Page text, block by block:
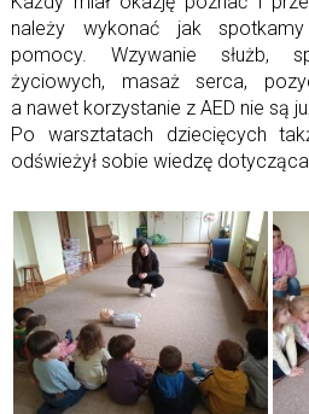
należy wykonać jak
pomocy. Wzywanie służb,
życiowych, masaż serca,
a nawet korzystanie z AED nie są
Po warsztatach dziecięcych
odświeżył sobie wiedzę